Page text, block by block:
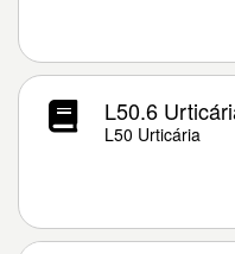
L50.6
L50 Urticária